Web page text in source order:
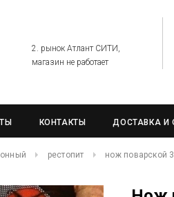
2. рынок Атлант СИТИ,
магазин не работает
КОНТАКТЫ ДОСТАВКА И
рестопит нож поварской